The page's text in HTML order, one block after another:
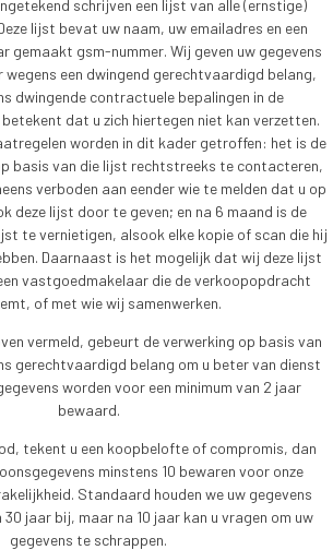
schrijven een lijst van alle (ernstige)
lijst bevat uw naam, uw emailadres en een
gemaakt gsm-nummer. Wij geven uw gegevens
wegens een dwingend gerechtvaardigd belang,
dwingende contractuele bepalingen in de
dat u zich hiertegen niet kan verzetten.
worden in dit kader getroffen: het is de
basis van die lijst rechtstreeks te contacteren,
verboden aan eender wie te melden dat u op
deze lijst door te geven; en na 6 maand is de
te vernietigen, alsook elke kopie of scan die hij
Daarnaast is het mogelijk dat wij deze lijst
vastgoedmakelaar die de verkoopopdracht
of met wie wij samenwerken.
vermeld, gebeurt de verwerking op basis van
gerechtvaardigd belang om u beter van dienst
worden voor een minimum van 2 jaar
bewaard.
tekent u een koopbelofte of compromis, dan
minstens 10 bewaren voor onze
Standaard houden we uw gegevens
jaar bij, maar na 10 jaar kan u vragen om uw
gegevens te schrappen.